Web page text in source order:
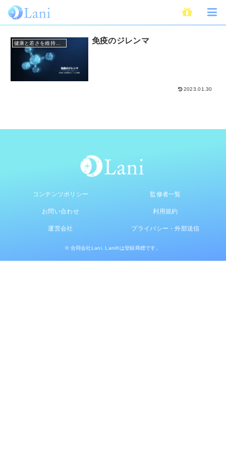
アレルギー
健康と若さを維持する方法 免疫のジレンマ
2023.01.30
コンテンツポリシー 監修者一覧
お問い合わせ 利用規約
運営会社 プライバシー・外部送信
© 合同会社Lani. Lani®は登録商標です。